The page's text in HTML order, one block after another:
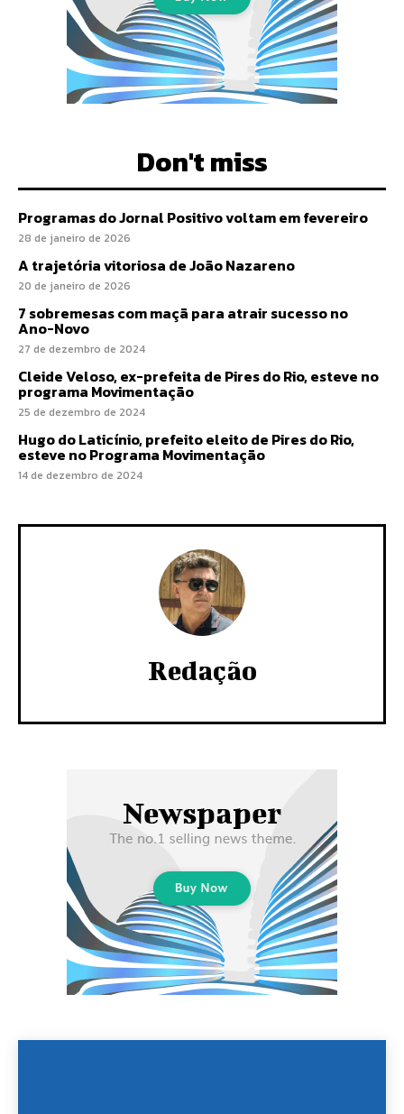
Don't miss
Programas do Jornal Positivo voltam em fevereiro
28 de janeiro de 2026
A trajetória vitoriosa de João Nazareno
20 de janeiro de 2026
7 sobremesas com maçã para atrair sucesso no
Ano-Novo
27 de dezembro de 2024
Cleide Veloso, ex-prefeita de Pires do Rio, esteve no
programa Movimentação
25 de dezembro de 2024
Hugo do Laticínio, prefeito eleito de Pires do Rio,
esteve no Programa Movimentação
14 de dezembro de 2024
Redação